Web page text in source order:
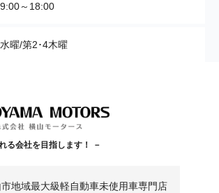
9:00～18:00
水曜/第2･4木曜
る会社を目指します！ －
地域最大級軽自動車未使用車専門店